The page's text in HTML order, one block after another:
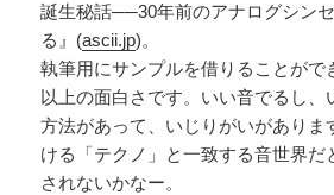
誕生秘話──30年前のアナログシン
る』(ascii.jp)。
執筆用にサンプルを借りることがで
以上の面白さです。いい音でるし、
方法があって、いじりがいがありま
ける「テクノ」と一致する音世界だ
されないかなー。